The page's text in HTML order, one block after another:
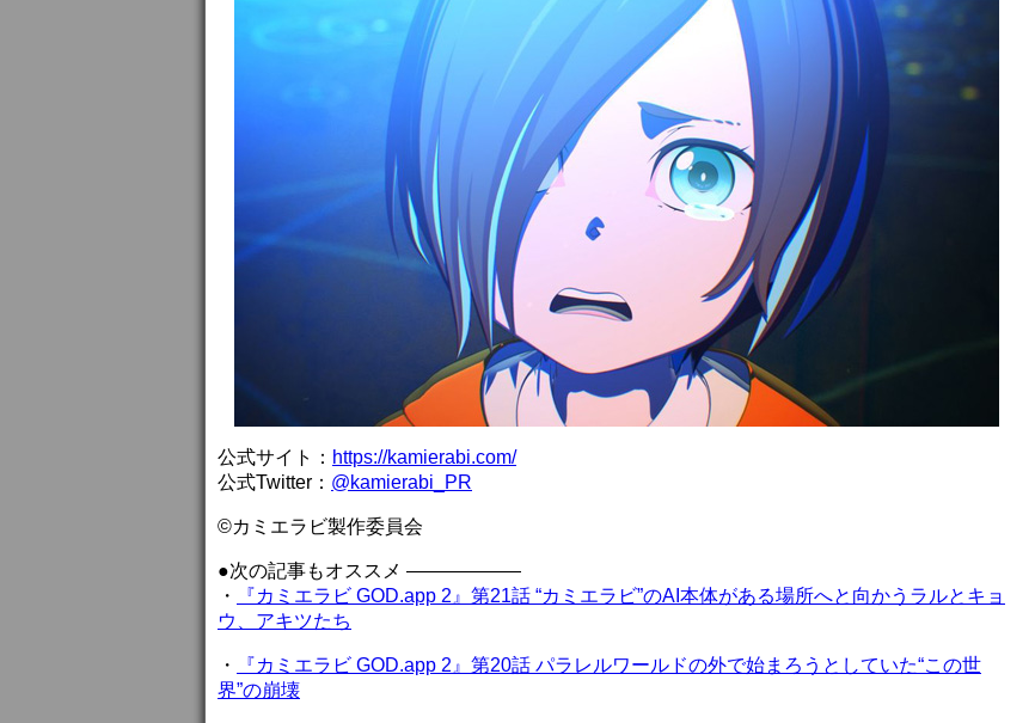
公式サイト： https://kamierabi.com/
公式Twitter： @kamierabi_PR
©カミエラビ製作委員会
●次の記事もオススメ ——————
・
『カミエラビ GOD.app 2』第21話 “カミエラビ”のAI本体がある場所へと向かうラルとキョ
ウ、アキツたち
・
『カミエラビ GOD.app 2』第20話 パラレルワールドの外で始まろうとしていた“この世
界”の崩壊